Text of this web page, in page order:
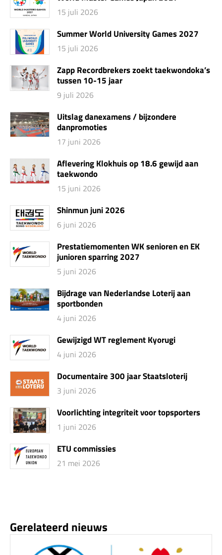
15 juli 2026
Summer World University Games 2027
15 juli 2026
Zapp Recordbrekers zoekt taekwondoka’s
tussen 10-15 jaar
9 juli 2026
Uitslag danexamens / bijzondere
danpromoties
17 juni 2026
Aflevering Klokhuis op 18.6 gewijd aan
taekwondo
15 juni 2026
Shinmun juni 2026
6 juni 2026
Prestatiemomenten WK senioren en EK
junioren sparring 2027
5 juni 2026
Bijdrage van Nederlandse Loterij aan
sportbonden
4 juni 2026
Gewijzigd WT reglement Kyorugi
4 juni 2026
Documentaire 300 jaar Staatsloterij
3 juni 2026
Voorlichting integriteit voor topsporters
1 juni 2026
ETU commissies
21 mei 2026
Gerelateerd nieuws